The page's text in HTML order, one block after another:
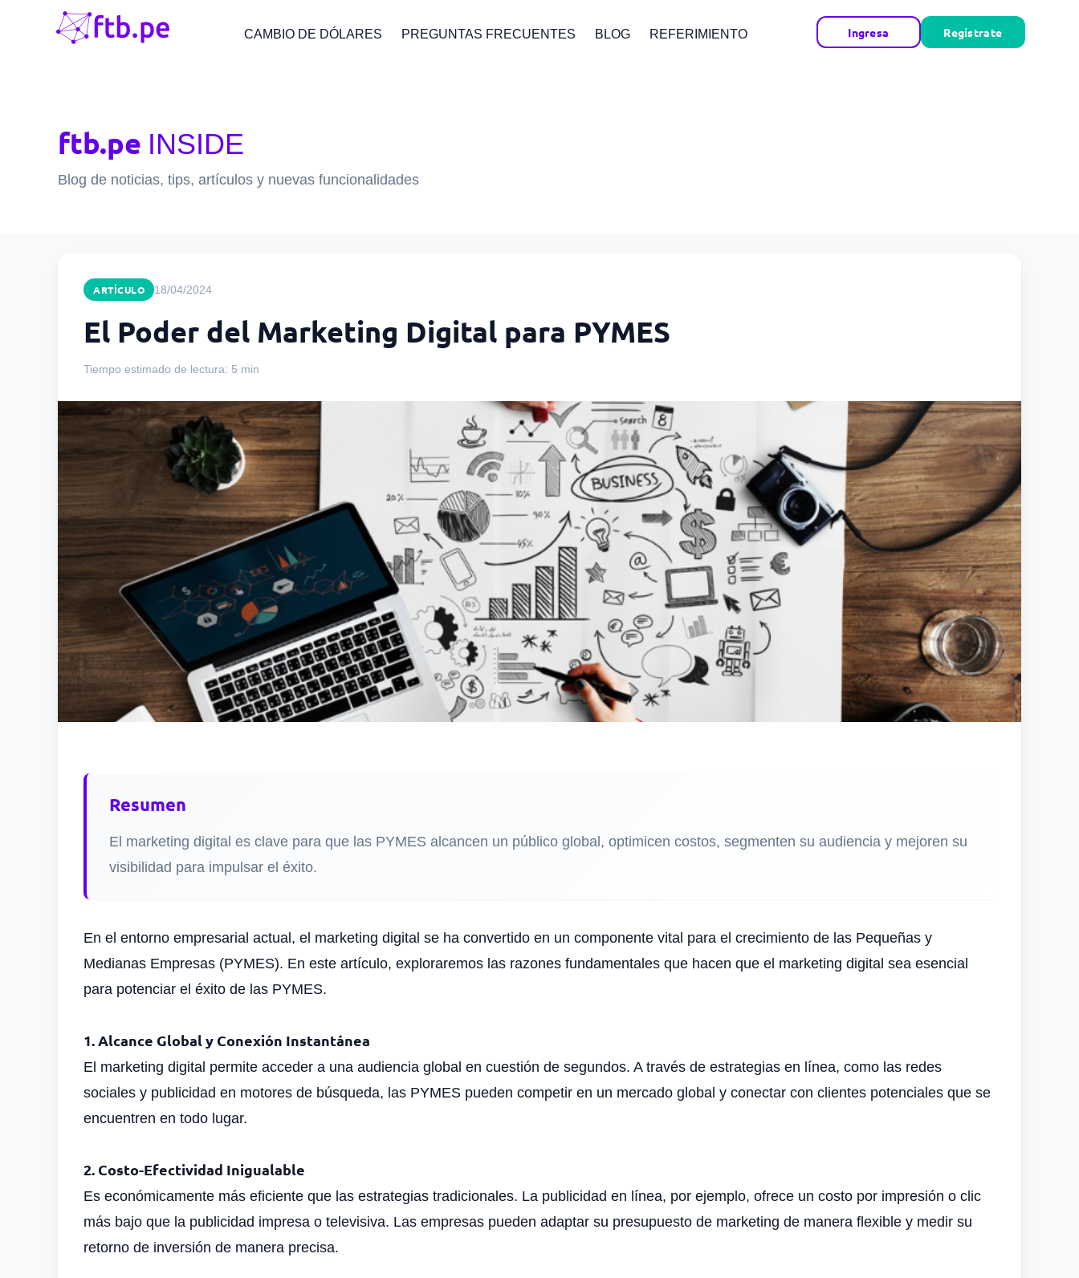
CAMBIO DE DÓLARES PREGUNTAS FRECUENTES BLOG REFERIMIENTO Ingresa Regístrate
ftb.pe INSIDE
Blog de noticias, tips, artículos y nuevas funcionalidades
ARTÍCULO 18/04/2024
El Poder del Marketing Digital para PYMES
Tiempo estimado de lectura: 5 min
Resumen
El marketing digital es clave para que las PYMES alcancen un público global, optimicen costos, segmenten su audiencia y mejoren su
visibilidad para impulsar el éxito.
En el entorno empresarial actual, el marketing digital se ha convertido en un componente vital para el crecimiento de las Pequeñas y
Medianas Empresas (PYMES). En este artículo, exploraremos las razones fundamentales que hacen que el marketing digital sea esencial
para potenciar el éxito de las PYMES.
1. Alcance Global y Conexión Instantánea
El marketing digital permite acceder a una audiencia global en cuestión de segundos. A través de estrategias en línea, como las redes
sociales y publicidad en motores de búsqueda, las PYMES pueden competir en un mercado global y conectar con clientes potenciales que se
encuentren en todo lugar.
2. Costo-Efectividad Inigualable
Es económicamente más eficiente que las estrategias tradicionales. La publicidad en línea, por ejemplo, ofrece un costo por impresión o clic
más bajo que la publicidad impresa o televisiva. Las empresas pueden adaptar su presupuesto de marketing de manera flexible y medir su
retorno de inversión de manera precisa.